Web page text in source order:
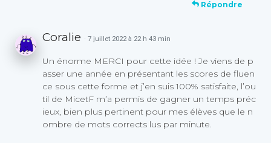
Répondre
Coralie · 7 juillet 2022 à 22 h 43 min
Un énorme MERCI pour cette idée ! Je viens de p
asser une année en présentant les scores de fluen
ce sous cette forme et j’en suis 100% satisfaite, l’ou
til de MicetF m’a permis de gagner un temps préc
ieux, bien plus pertinent pour mes élèves que le n
ombre de mots corrects lus par minute.